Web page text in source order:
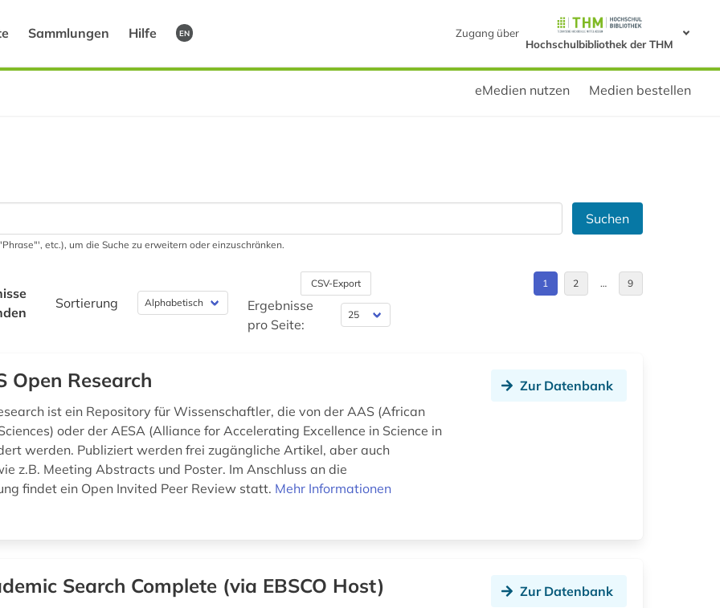
Sammlungen Hilfe EN
Zugang über
Hochschulbibliothek der THM
eMedien nutzen Medien bestellen
Suchen
etc.), um die Suche zu erweitern oder einzuschränken.
Sortierung
CSV-Export
Ergebnisse
pro Seite:
1 2 … 9
Open Research
ist ein Repository für Wissenschaftler, die von der AAS (African
oder der AESA (Alliance for Accelerating Excellence in Science in
werden. Publiziert werden frei zugängliche Artikel, aber auch
z.B. Meeting Abstracts und Poster. Im Anschluss an die
findet ein Open Invited Peer Review statt. Mehr Informationen
Zur Datenbank
Search Complete (via EBSCO Host) Zur Datenbank